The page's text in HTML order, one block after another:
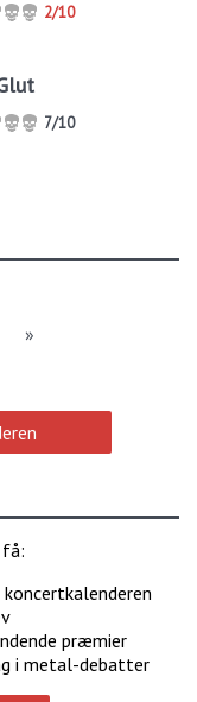
2/10
7/10
»
præmier
i metal-debatter